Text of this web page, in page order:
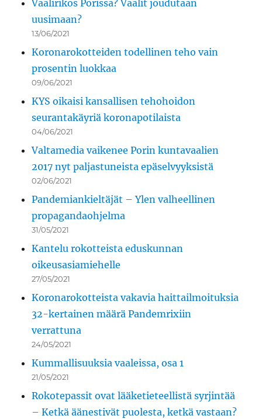
Vaalirikos Porissa? Vaalit joudutaan
uusimaan?
13/06/2021
Koronarokotteiden todellinen teho vain
prosentin luokkaa
09/06/2021
KYS oikaisi kansallisen tehohoidon
seurantakäyriä koronapotilaista
04/06/2021
Valtamedia vaikenee Porin kuntavaalien
2017 nyt paljastuneista epäselvyyksistä
02/06/2021
Pandemiankieltäjät – Ylen valheellinen
propagandaohjelma
31/05/2021
Kantelu rokotteista eduskunnan
oikeusasiamiehelle
27/05/2021
Koronarokotteista vakavia haittailmoituksia
32-kertainen määrä Pandemrixiin
verrattuna
24/05/2021
Kummallisuuksia vaaleissa, osa 1
21/05/2021
Rokotepassit ovat lääketieteellistä syrjintää
– Ketkä äänestivät puolesta, ketkä vastaan?